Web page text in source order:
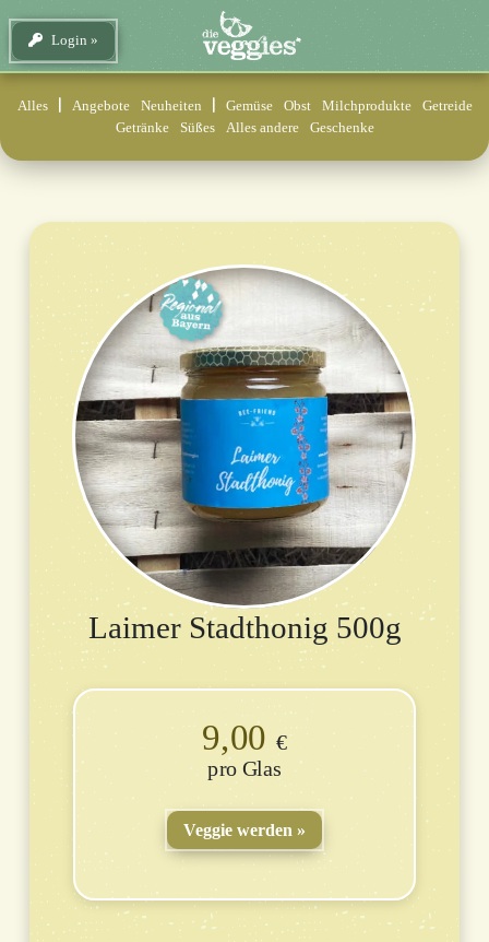
Login
Alles Angebote Neuheiten Gemüse Obst Milchprodukte
Getreide
Getränke
Süßes Alles andere Geschenke
Laimer Stadthonig 500g
9,00€
Glas
Veggie werden